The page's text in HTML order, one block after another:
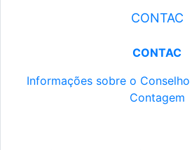
CONTAC
CONTAC
Informações sobre o
Contagem